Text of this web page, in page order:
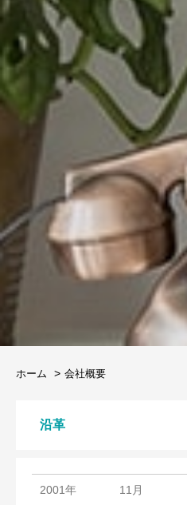
ホーム 会社概要
沿革
2001年
11月